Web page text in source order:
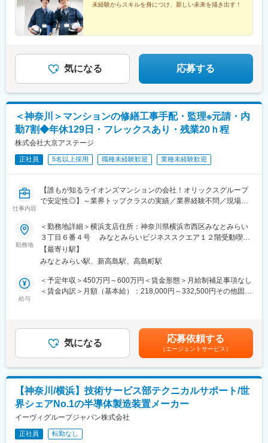
未経験からスキルを身につけ、新しい未来を描き出す！
気になる 応募する
＜神奈川＞マンションの修繕工事手配・監理※元請・内
勤7割◆年休129日・フレックスあり・残業20ｈ程
株式会社大京アステージ
正社員 5名以上採用 職種未経験歓迎 業種未経験歓迎
仕事内容
【誰もが知るライオンズマンションの会社！オリックスグループ
で安定性◎】～業界トップクラスの実績／業界経験不問／現場常
フレックスあり～
■業務詳細
ライオンズマンションを中心に、建築や設備のメンテナンス工事
における下記業務をお任せします。
・工事見積書および工事完了報告書の作成
・スポットで現場をまわり、点検や工事状況の進捗確認
・協力会社への改善指示
＼＼ 働きやすさ◎ ライフイベントに合わせて就業可能！ ／
◇基本土日祝休み・残業20ｈ程・フレックスタイム制あり。
内勤業務が7割程となっています。
◇対象物件がマンションのため、夜勤はありません。
※月に数回、土日開催の理事会・総会に出席する場合があります。
勤務地
＜勤務地詳細＞横浜支店住所：神奈川県横浜市西区みなとみらい
３丁目６番４号 みなとみらいビジネススクエア１２階受動喫煙
対策：屋内全面禁煙変更の範囲：会社の定める事業所
【最寄り駅】
みなとみらい駅、新高島駅、高島町駅
給与
＜予定年収＞450万円～600万円＜賃金形態＞月給制補足事項なし
＜賃金内訳＞月額（基本給）：218,000円～332,500円その他固定
残業手当は実残業時間に合わせて1分単位で支給します。記載の想
定年収は月20時間分の残業代込みの年収を想定しております。賃
金はあくまでも目安の金額であり、選考を通じて上下する可能性
があります。月給(月額)は固定手当を含めた表記です。
気になる 応募依頼する
（エージェントサービス）
【神奈川/横浜】技術サービス部テクニカルサポート/世
界シェアNo.1の半導体製造装置メーカー
イーヴィグループジャパン株式会社
正社員 転勤なし